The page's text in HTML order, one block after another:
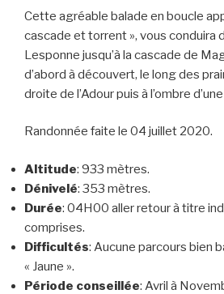
Cette agréable balade en boucle
cascade et torrent », vous conduira
Lesponne jusqu’à la cascade de
d’abord à découvert, le long des
droite de l’Adour puis à l’ombre
Randonnée faite le 04 juillet 2020.
Altitude: 933 mètres.
Dénivelé: 353 mètres.
Durée: 04H00 aller retour à titre
comprises.
Difficultés: Aucune parcours bien
« Jaune ».
Période conseillée: Avril à